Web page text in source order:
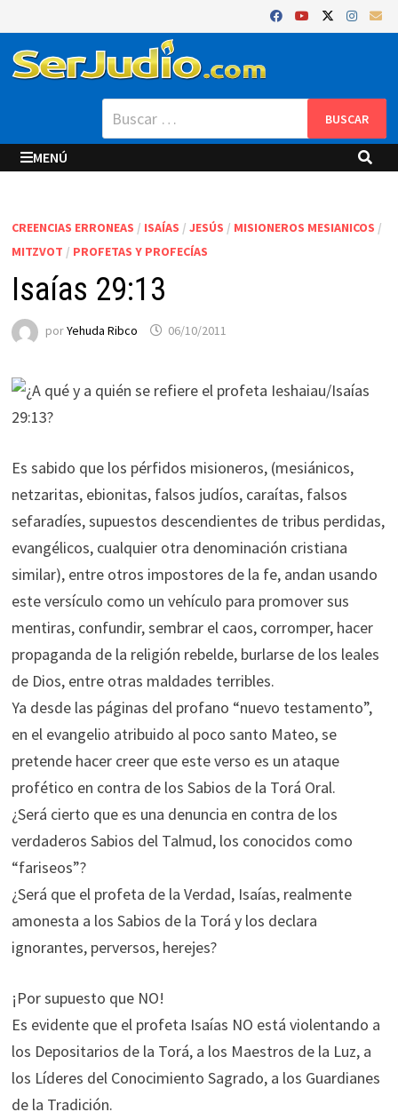
al
contenido
Buscar:
MENÚ
CREENCIAS ERRONEAS / ISAÍAS / JESÚS / MISIONEROS MESIANICOS /
MITZVOT / PROFETAS Y PROFECÍAS
Isaías 29:13
porYehuda Ribco 06/10/2011
¿A qué y a quién se refiere el profeta Ieshaiau/Isaías
29:13?
Es sabido que los pérfidos misioneros, (mesiánicos,
netzaritas, ebionitas, falsos judíos, caraítas, falsos
sefaradíes, supuestos descendientes de tribus perdidas,
evangélicos, cualquier otra denominación cristiana
similar), entre otros impostores de la fe, andan usando
este versículo como un vehículo para promover sus
mentiras, confundir, sembrar el caos, corromper, hacer
propaganda de la religión rebelde, burlarse de los leales
de Dios, entre otras maldades terribles.
Ya desde las páginas del profano “nuevo testamento”,
en el evangelio atribuido al poco santo Mateo, se
pretende hacer creer que este verso es un ataque
profético en contra de los Sabios de la Torá Oral.
¿Será cierto que es una denuncia en contra de los
verdaderos Sabios del Talmud, los conocidos como
“fariseos”?
¿Será que el profeta de la Verdad, Isaías, realmente
amonesta a los Sabios de la Torá y los declara
ignorantes, perversos, herejes?
¡Por supuesto que NO!
Es evidente que el profeta Isaías NO está violentando a
los Depositarios de la Torá, a los Maestros de la Luz, a
los Líderes del Conocimiento Sagrado, a los Guardianes
de la Tradición.